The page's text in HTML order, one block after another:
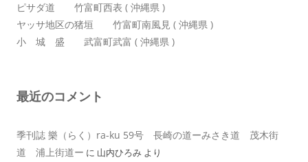
ピサダ道 竹富町西表 ( 沖縄県 )
ヤッサ地区の猪垣 竹富町南風見 ( 沖縄県 )
小 城 盛 武富町武富 ( 沖縄県 )
最近のコメント
季刊誌 樂（らく）ra-ku 59号 長崎の道ーみさき道 茂木街
道 浦上街道ー に 山内ひろみ より